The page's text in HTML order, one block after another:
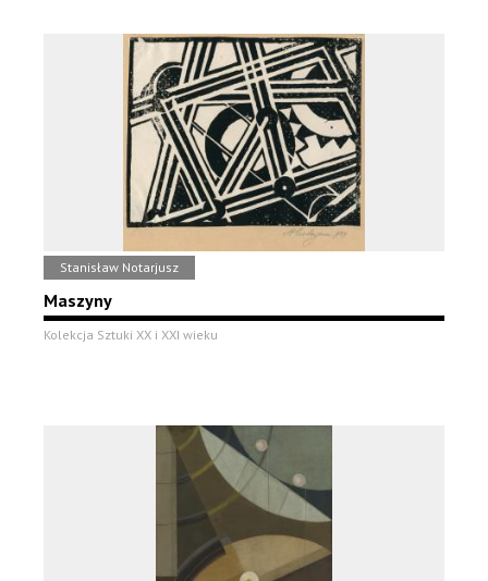
Stanisław Notarjusz
Maszyny
Kolekcja Sztuki XX i XXI wieku